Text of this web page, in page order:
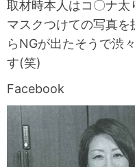
取材時本人はコ〇ナ
マスクつけての写真
らNGが出たそうで渋
す(笑)
Facebook